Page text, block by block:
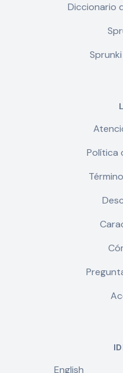
Diccionario
Política
English